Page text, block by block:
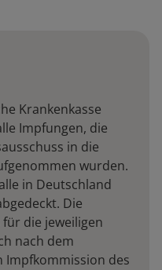
Krankenkasse
Impfungen, die
in die
wurden.
in Deutschland
Die
die jeweiligen
nach dem
Impfkommission des